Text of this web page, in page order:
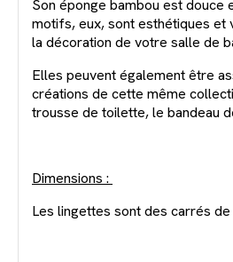
Son éponge bambou est douce
motifs, eux, sont esthétiques et
la décoration de votre salle de
Elles peuvent également être
créations de cette même
trousse de toilette, le bandeau
Dimensions :
Les lingettes sont des carrés